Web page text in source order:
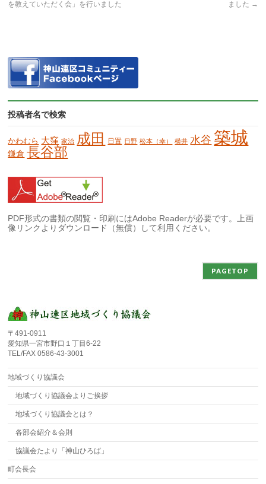
を教えていただく会」を行いました
ました →
投稿者名で検索
かわむら 大窪 家治 成田 日置 日野 松本（幸） 横井 水谷 築城
鎌倉 長谷部
PDF形式の書類の閲覧・印刷にはAdobe Readerが必要です。上画
像リンクよりダウンロード（無償）して利用ください。
PAGETOP
〒491-0911
愛知県一宮市野口１丁目6-22
TEL/FAX 0586-43-3001
地域づくり協議会
地域づくり協議会よりご挨拶
地域づくり協議会とは？
各部会紹介＆会則
協議会たより「神山ひろば」
町会長会